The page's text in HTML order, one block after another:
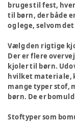
bruges til fest,
til børn, der både
og lege, selvom
Vælg den rigtige
Der er flere
kjoler til børn.
hvilket materiale,
mange typer stof,
børn. De er
Stoftyper som